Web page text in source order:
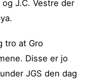
J.C. Vestre der
tro at Gro
Disse er jo
JGS den dag